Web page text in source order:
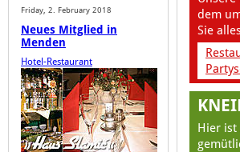
Friday, 2. February 2018
Neues Mitglied in
Menden
Hotel-Restaurant
dem
Sie
Hier ist